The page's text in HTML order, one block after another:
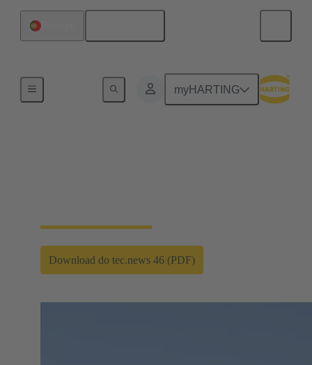
myHARTING
Revista de Tecnologia da HARTING tec.news
Download do tec.news 46 (PDF)